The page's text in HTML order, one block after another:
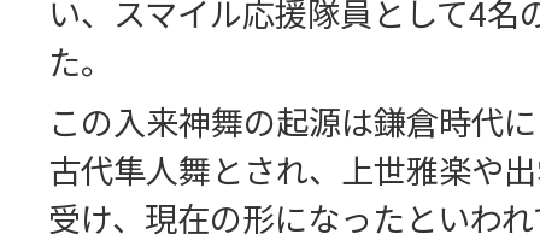
い、スマイル応援隊員として4名
た。
この入来神舞の起源は鎌倉時代
古代隼人舞とされ、上世雅楽や
受け、現在の形になったといわ